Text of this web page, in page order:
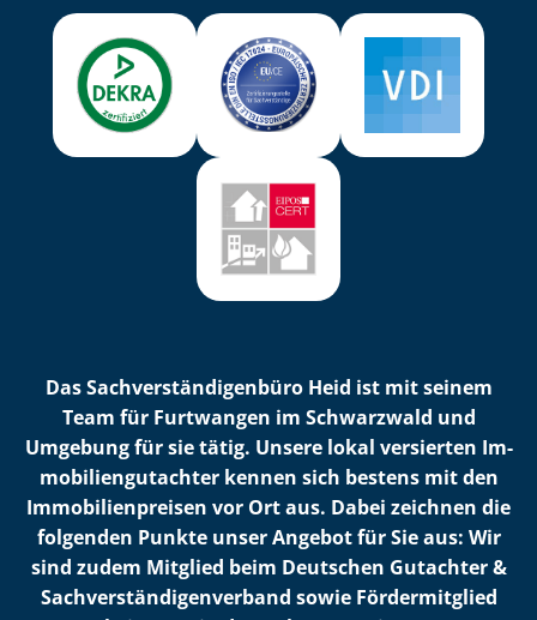
Das Sach­ver­stän­di­gen­bü­ro Heid ist mit seinem
Team für Furtwangen im Schwarzwald und
Umgebung für sie tätig. Unsere lokal versierten Im­
mo­bi­li­en­gut­ach­ter kennen sich bestens mit den
Im­mo­bi­li­en­prei­sen vor Ort aus. Dabei zeichnen die
folgenden Punkte unser Angebot für Sie aus: Wir
sind zudem Mitglied beim Deutschen Gutachter &
Sach­ver­stän­di­gen­ver­band sowie Fördermitglied